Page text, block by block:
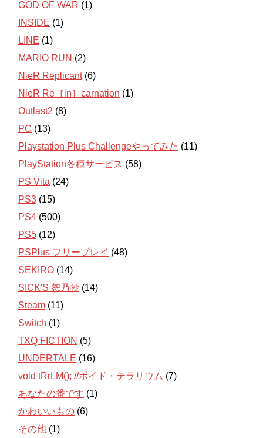
GOD OF WAR (1)
INSIDE (1)
LINE (1)
MARIO RUN (2)
NieR Replicant(6)
NieR Re［in］carnation (1)
Outlast2 (8)
PC (13)
Playstation Plus Challengeやってみた (11)
PlayStation各種サービス (58)
PS Vita (24)
PS3 (15)
PS4 (500)
PS5 (12)
PSPlus フリープレイ (48)
SEKIRO (14)
SICK'S 恕乃抄 (14)
Steam (11)
Switch (1)
TXQ FICTION (5)
UNDERTALE (16)
void tRrLM(); //ボイド・テラリウム (7)
あなたの番です (1)
かわいいもの (6)
その他 (1)